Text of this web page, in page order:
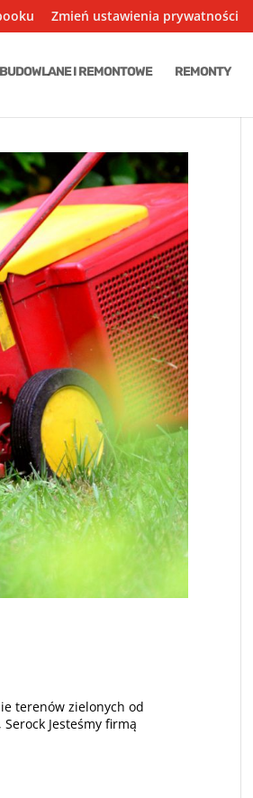
Zmień ustawienia prywatności
I REMONTOWE REMONTY
terenów zielonych od
Jesteśmy firmą